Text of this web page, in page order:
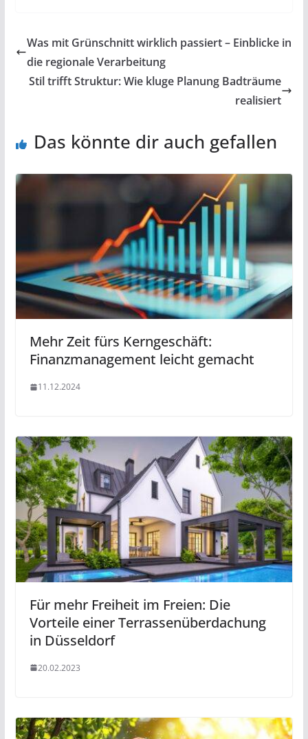
Was mit Grünschnitt wirklich passiert – Einblicke in
die regionale Verarbeitung
Stil trifft Struktur: Wie kluge Planung Badträume
realisiert
Das könnte dir auch gefallen
Mehr Zeit fürs Kerngeschäft:
Finanzmanagement leicht gemacht
11.12.2024
Für mehr Freiheit im Freien: Die
Vorteile einer Terrassenüberdachung
in Düsseldorf
20.02.2023